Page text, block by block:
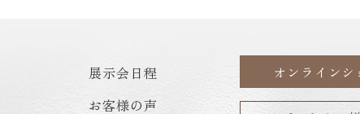
展示会日程
お客様の声
オンラインシ